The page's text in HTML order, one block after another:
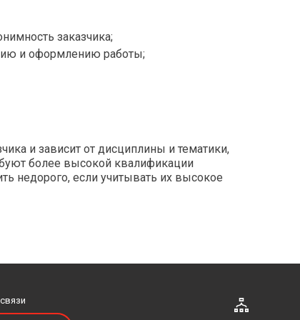
Прочие гуманитарные предметы
заказчика;
и оформлению работы;
и зависит от дисциплины и тематики,
более высокой квалификации
недорого, если учитывать их высокое